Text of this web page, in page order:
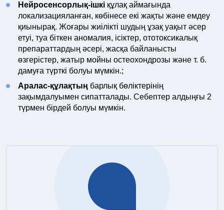
Нейросенсорлық-ішкі құлақ аймағында
локализацияланған, көбінесе екі жақты және емдеу
қиынырақ. Жоғары жиілікті шудың ұзақ уақыт әсер
етуі, туа біткен аномалия, ісіктер, ототоксикалық
препараттардың әсері, жасқа байланысты
өзгерістер, жатыр мойны остеохондрозы және т. б.
дамуға түрткі болуы мүмкін.;
Аралас-құлақтың барлық бөліктерінің
зақымдалуымен сипатталады. Себептер алдыңғы 2
түрмен бірдей болуы мүмкін.